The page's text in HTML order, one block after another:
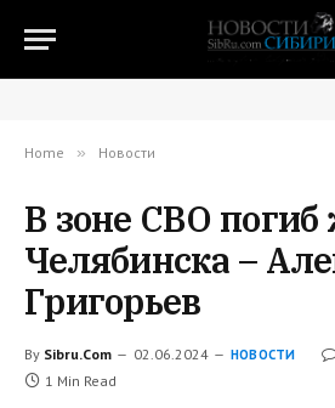
Home » Новости
В зоне СВО погиб
Челябинска –
Григорьев
By Sibru.Com 02.06.2024 НОВОСТИ
1 Min Read